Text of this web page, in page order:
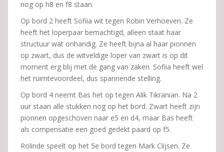
nog op h8 en f8 staan.
Op bord 2 heeft Sofiia wit tegen Robin Verhoeven. Ze
heeft het loperpaar bemachtigd, alleen staat haar
structuur wat onhandig. Ze heeft bijna al haar pionnen
op zwart, dus de witveldige loper van zwart is op dit
moment erg blij met de gang van zaken. Sofiia heeft wel
het ruimtevoordeel, dus spannende stelling.
Op bord 4 neemt Bas het op tegen Alik Tikranian. Na 2
uur staan alle stukken nog op het bord. Zwart heeft zijn
pionnen opgeschoven naar e5 en d4, maar Bas heeft
als compensatie een goed gedekt paard op f5.
Rolinde speelt op het 5e bord tegen Mark Clijsen. Ze